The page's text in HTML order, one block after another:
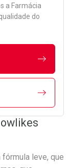
a Farmácia
do
leve, que